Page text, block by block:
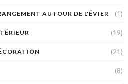
AUTOUR DE L'ÉVIER (1)
(19)
(21)
(8)